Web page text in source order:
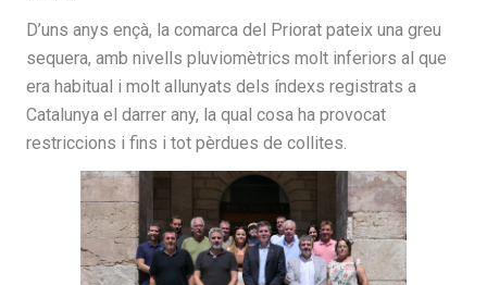
D’uns anys ençà, la comarca del Priorat pateix una greu
sequera, amb nivells pluviomètrics molt inferiors al que
era habitual i molt allunyats dels índexs registrats a
Catalunya el darrer any, la qual cosa ha provocat
restriccions i fins i tot pèrdues de collites.